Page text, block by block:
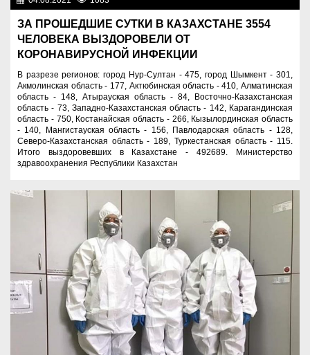
ЗА ПРОШЕДШИЕ СУТКИ В КАЗАХСТАНЕ 3554
ЧЕЛОВЕКА ВЫЗДОРОВЕЛИ ОТ
КОРОНАВИРУСНОЙ ИНФЕКЦИИ
В разрезе регионов: город Нур-Султан - 475, город Шымкент - 301,
Акмолинская область - 177, Актюбинская область - 410, Алматинская
область - 148, Атырауская область - 84, Восточно-Казахстанская
область - 73, Западно-Казахстанская область - 142, Карагандинская
область - 750, Костанайская область - 266, Кызылординская область
- 140, Мангистауская область - 156, Павлодарская область - 128,
Северо-Казахстанская область - 189, Туркестанская область - 115.
Итого выздоровевших в Казахстане - 492689. Министерство
здравоохранения Республики Казахстан